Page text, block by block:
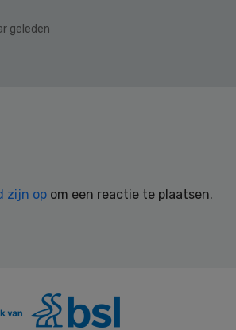
geleden
zijn op om een reactie te plaatsen.